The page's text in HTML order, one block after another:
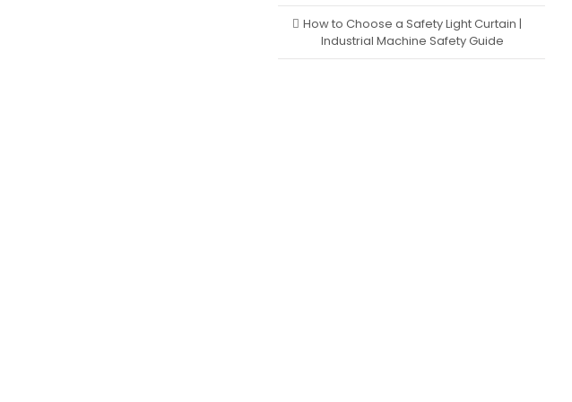
How to Choose a Safety Light Curtain |
Industrial Machine Safety Guide